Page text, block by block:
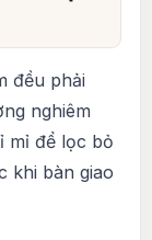
đều phải
nghiêm
mỉ để lọc bỏ
khi bàn giao